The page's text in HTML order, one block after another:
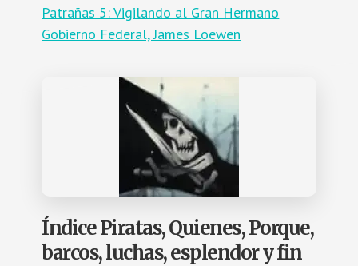
Patrañas 5: Vigilando al Gran Hermano
Gobierno Federal, James Loewen
Índice Piratas, Quienes, Porque,
barcos, luchas, esplendor y fin